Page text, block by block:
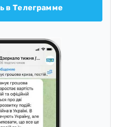
в Телеграмме